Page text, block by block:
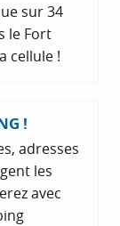
sur 34
le Fort
cellule !
!
adresses
les
avec